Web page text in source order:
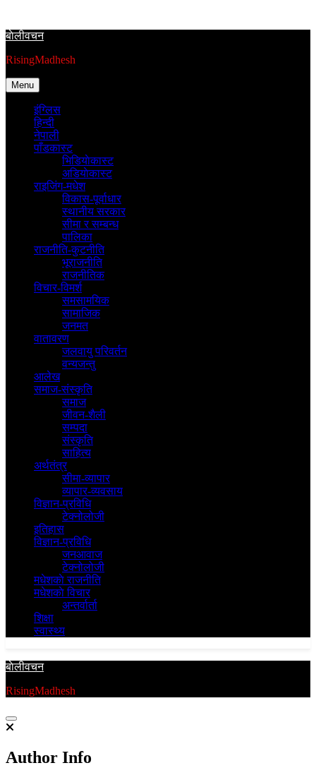
content
बाेलीवचन
RisingMadhesh
Menu
इंग्लिस
हिन्दी
नेपाली
पाँडकास्ट
भिडियाेकास्ट
अडियाेकास्ट
राइजिंग-मधेश
विकास-पूर्वाधार
स्थानीय सरकार
सीमा र सम्बन्ध
पालिका
राजनीति-कुटनीति
भूराजनीति
राजनीतिक
विचार-विमर्श
समसामयिक
सामाजिक
जनमत
वातावरण
जलवायु परिवर्तन
वन्यजन्तु
आलेख
समाज-संस्कृति
समाज
जीवन-शैली
सम्पदा
संस्कृति
साहित्य
अर्थतंत्र
सीमा-व्यापार
व्यापार-व्यवसाय
विज्ञान-प्रविधि
टेक्नोलोजी
इतिहास
विज्ञान-प्रविधि
जनआवाज
टेक्नोलोजी
मधेशकाे राजनीति
मधेशकाे विचार
अन्तर्वार्ता
शिक्षा
स्वास्थ्य
बाेलीवचन
RisingMadhesh
Author Info